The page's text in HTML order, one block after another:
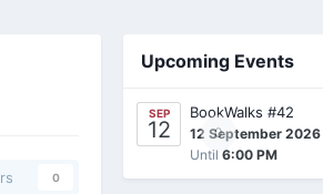
0
Upcoming Events
SEP
12 0
BookWalks #42
12 September
Until 6:00 PM